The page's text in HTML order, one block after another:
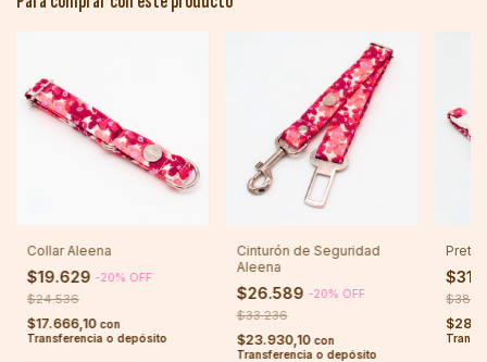
Collar Aleena
$19.629 -20% OFF
$24.536
$17.666,10 con
Transferencia o depósito
Cinturón de Seguridad
Aleena
$26.589 -20% OFF
$33.236
$23.930,10 con
Transferencia o depósito
Pretal